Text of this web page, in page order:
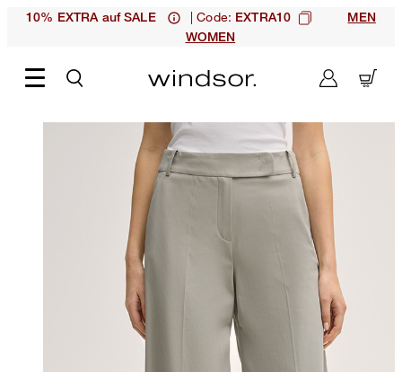
10% EXTRA auf SALE | Code: EXTRA10
MEN
WOMEN